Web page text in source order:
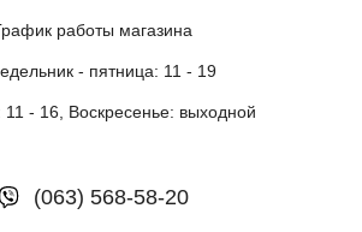
работы магазина
- пятница: 11 - 19
11 - 16, Воскресенье: выходной
(063) 568-58-20